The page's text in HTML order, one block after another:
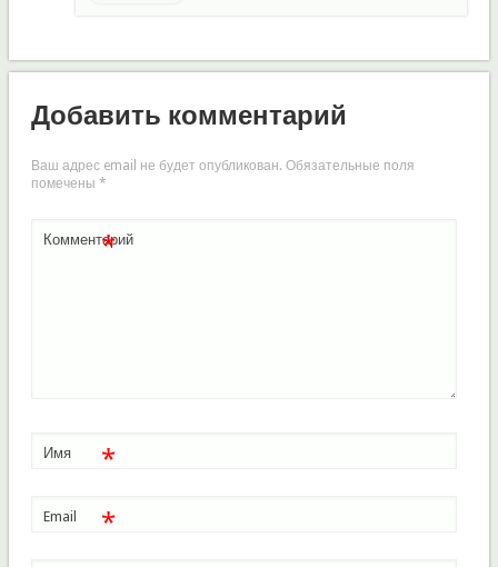
Добавить комментарий
Ваш адрес email не будет опубликован. Обязательные поля
помечены *
Комментарий
*
Имя *
Email *